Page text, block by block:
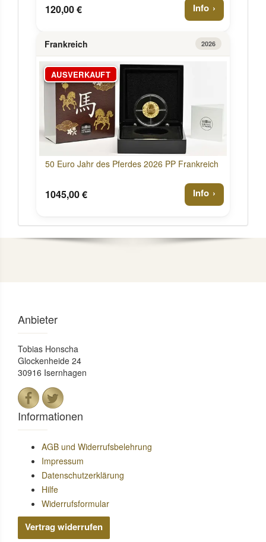
120,00 € Info
Frankreich 2026
AUSVERKAUFT
50 Euro Jahr des Pferdes 2026 PP Frankreich
1045,00 € Info
Anbieter
Tobias Honscha
Glockenheide 24
30916 Isernhagen
Informationen
AGB und Widerrufsbelehrung
Impressum
Datenschutzerklärung
Hilfe
Widerrufsformular
Vertrag widerrufen